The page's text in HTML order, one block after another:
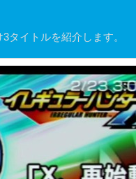
タイトルを紹介します。